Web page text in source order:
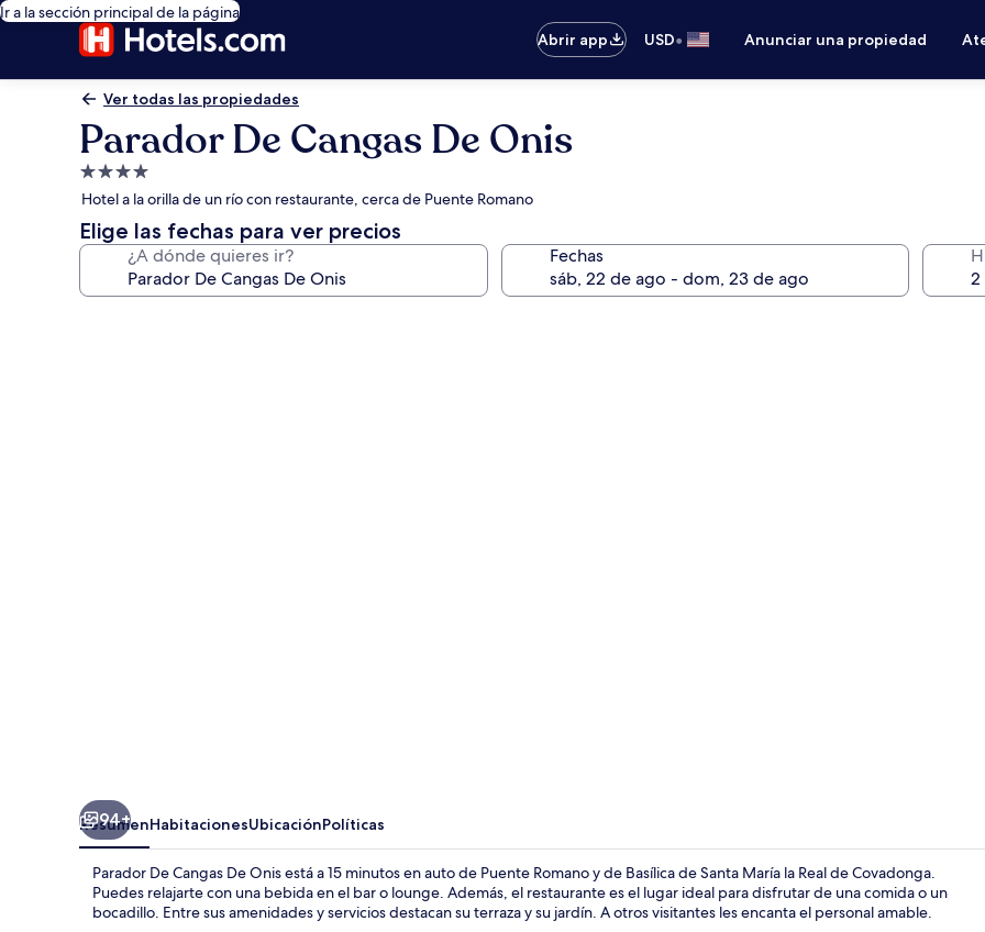
Ir a la sección principal de la página
Abrir app
USD• Anunciar una propiedad
Ver todas las propiedades
Parador De Cangas De Onis
Propiedad
de
4.0
estrellas
Hotel a la orilla de un río con restaurante, cerca de Puente Romano
Elige las fechas para ver precios
¿A dónde quieres ir? Fechas
94+
ResumenHabitacionesUbicaciónPolíticas
Parador De Cangas De Onis está a 15 minutos en auto de Puente Romano y de Basílica de Santa María la Real de Covadonga.
Puedes relajarte con una bebida en el bar o lounge. Además, el restaurante es el lugar ideal para disfrutar de una comida o un
bocadillo. Entre sus amenidades y servicios destacan su terraza y su jardín. A otros visitantes les encanta el personal amable.